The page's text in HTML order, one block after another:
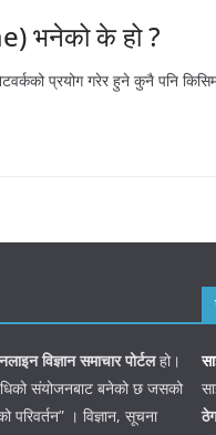
भनेको के हो ?
प्रयोग गरेर हुने कुनै पनि
विज्ञान समाचार पोर्टलहो।
संयोजनबाट बनेको छ जसको
परिवर्तन” । विज्ञान, सूचना